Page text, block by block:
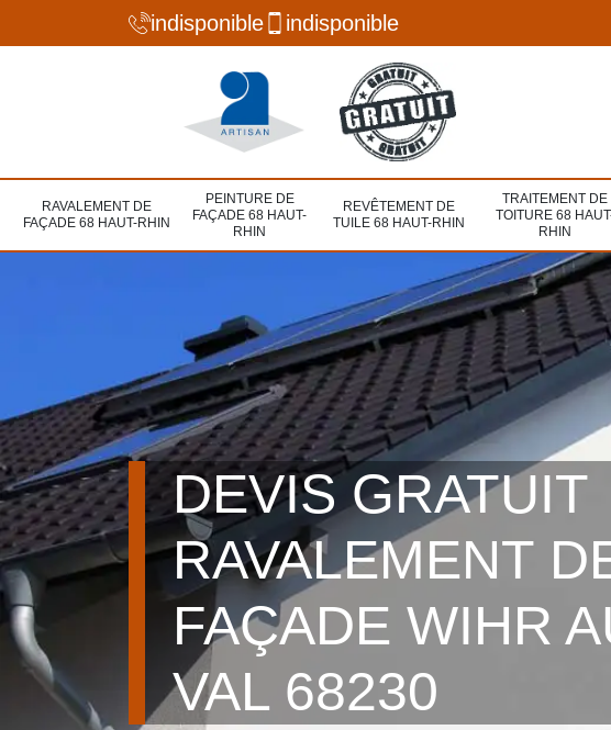
indisponible indisponible
RAVALEMENT DE
FAÇADE 68 HAUT-RHIN
PEINTURE DE
FAÇADE 68 HAUT-
RHIN
REVÊTEMENT DE
TUILE 68 HAUT-RHIN
TRAITEMENT DE
TOITURE 68
RHIN
DEVIS GRATUIT
RAVALEMENT
FAÇADE WIHR
VAL 68230